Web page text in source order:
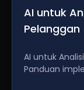
AI untuk
Pelanggan
AI untuk
Panduan